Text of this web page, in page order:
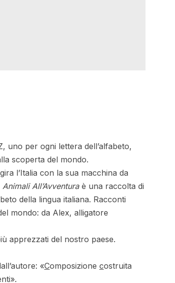
uno per ogni lettera dell’alfabeto,
scoperta del mondo.
l’Italia con la sua macchina da
Animali All’Avventuraè una raccolta di
della lingua italiana. Racconti
mondo: da Alex, alligatore
apprezzati del nostro paese.
«Composizione costruita